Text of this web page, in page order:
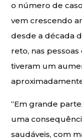
o número de
vem crescendo
desde a década
reto, nas
tiveram um
“Em grande
uma
saudáveis, com